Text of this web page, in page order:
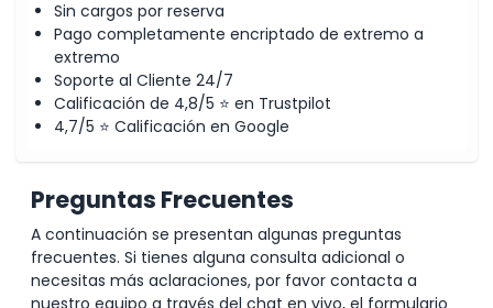
Sin cargos por reserva
Pago completamente encriptado de extremo a
extremo
Soporte al Cliente 24/7
Calificación de 4,8/5 ⭐ en Trustpilot
4,7/5 ⭐ Calificación en Google
Preguntas Frecuentes
A continuación se presentan algunas preguntas
frecuentes. Si tienes alguna consulta adicional o
necesitas más aclaraciones, por favor contacta a
nuestro equipo a través del chat en vivo, el formulario